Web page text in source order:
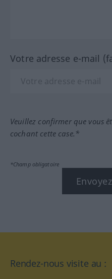
Votre adresse e-mail
Veuillez confirmer que vous
cochant cette case.*
*Champ obligatoire
Rendez-nous visite au :